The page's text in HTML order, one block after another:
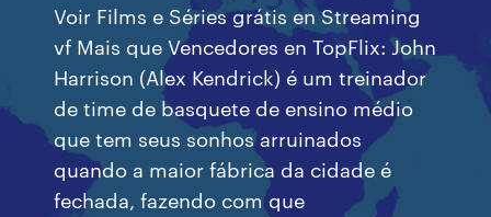
Voir Films e Séries grátis en Streaming
vf Mais que Vencedores en TopFlix: John
Harrison (Alex Kendrick) é um treinador
de time de basquete de ensino médio
que tem seus sonhos arruinados
quando a maior fábrica da cidade é
fechada, fazendo com que